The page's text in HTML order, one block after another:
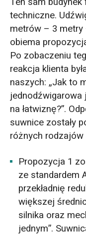
techniczne.
metrów – 3
obiema
Po zobaczeniu
reakcja klienta
naszych: „Jak to
na łatwiznę?”.
suwnice zostały
różnych rodzajów
Propozycja 1
ze standardem
przekładnię
większej
silnika oraz
jednym”.